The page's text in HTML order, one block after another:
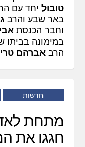
טובול יחד עם
באר שבע והרב
וחבר הכנסת
במימונה
הרבאברהם
חדשות
מתחת
חגגו את